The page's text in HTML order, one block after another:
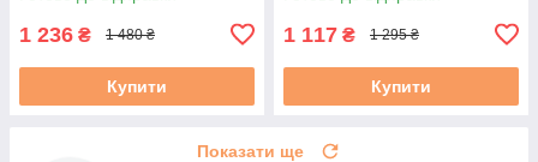
1 236 ₴ 1 480 ₴
Купити
1 117 ₴ 1 295 ₴
Купити
Показати ще